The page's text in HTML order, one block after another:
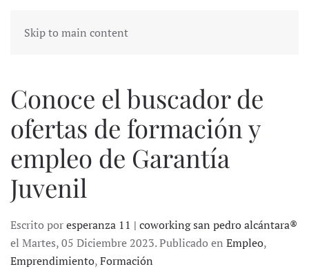
Skip to main content
Conoce el buscador de
ofertas de formación y
empleo de Garantía
Juvenil
Escrito poresperanza 11 | coworking san pedro alcántara®
el Martes, 05 Diciembre 2023. Publicado en Empleo,
Emprendimiento,Formación